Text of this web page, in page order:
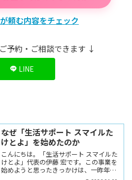
頼む内容をチェック
予約・ご相談できます ↓
LINE
なぜ「生活サポート スマイルた
けとよ」を始めたのか
こんにちは。「生活サポート スマイルた
けとよ」代表の伊藤 宏です。この事業を
始めようと思ったきっかけは、一昨年秋
に四国遍路を歩いた経験にあり...